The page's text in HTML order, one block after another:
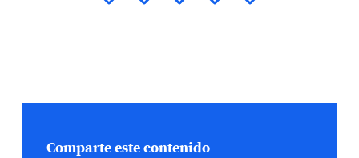
Comparte este contenido